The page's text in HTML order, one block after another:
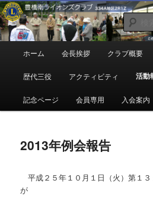
メ
イ
ン
コ
豊橋南ライオンズ
地域奉仕ボランティア
ュ
ホーム 会長挨拶 クラブ概要
歴代三役 アクティビティ 活動
記念ページ 会員専用 入会案内
2013年例会報告
平成２５年１０月１日（火）第１
が